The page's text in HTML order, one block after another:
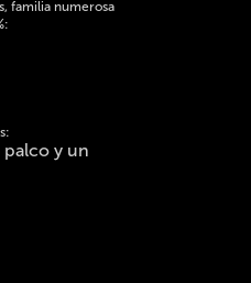
familia numerosa
palco y un